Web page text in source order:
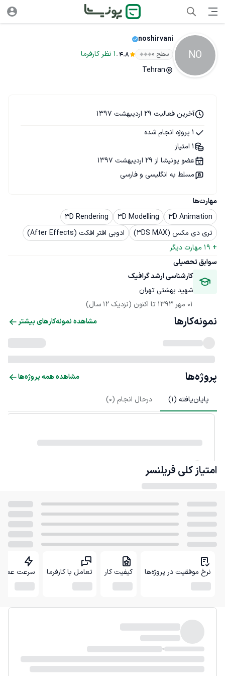
NO
noshirvani
سطح ۰ 4.8
.
1 نظر کارفرما
Tehran
مهارت‌ها
3D Animation
3D Modelling
3D Rendering
تری دی مکس (3DS MAX)
ادوبی افتر افکت (After Effects)
+
19 مهارت دیگر
سوابق تحصیلی
کارشناسی ارشد گرافیک
شهید بهشتی تهران
01 مهر 1393
تا اکنون (نزدیک 12 سال)
آخرین فعالیت 29 اردیبهشت 1397
1 پروژه انجام شده
1 امتیاز
عضو پونیشا از 29 اردیبهشت 1397
مسلط به انگلیسی و فارسی
نمونه‌کارها مشاهده نمونه‌کارهای بیشتر
پروژه‌ها مشاهده همه پروژه‌ها
پایان‌یافته (1
) درحال انجام (0
)
امتیاز کلی فریلنسر
نرخ موفقیت در پروژه‌ها کیفیت کار تعامل با کارفرما سرعت عمل